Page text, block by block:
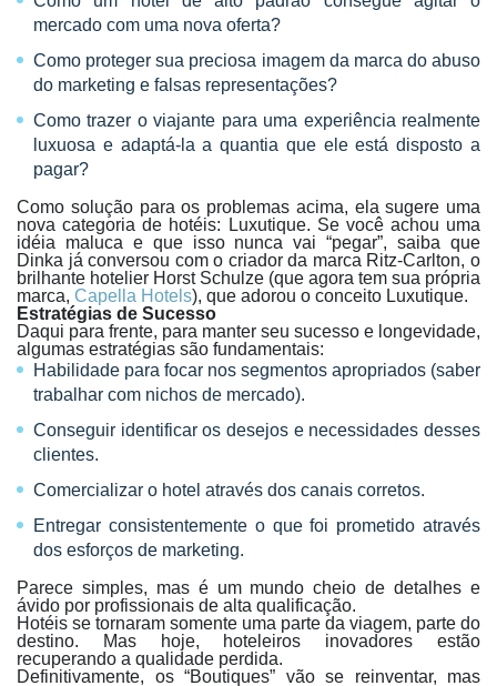
mercado com uma nova oferta?
Como proteger sua preciosa imagem da marca do abuso
do marketing e falsas representações?
Como trazer o viajante para uma experiência realmente
luxuosa e adaptá-la a quantia que ele está disposto a
pagar?
Como solução para os problemas acima, ela sugere uma
nova categoria de hotéis: Luxutique. Se você achou uma
idéia maluca e que isso nunca vai “pegar”, saiba que
Dinka já conversou com o criador da marca Ritz-Carlton, o
brilhante hotelier Horst Schulze (que agora tem sua própria
marca, Capella Hotels), que adorou o conceito Luxutique.
Estratégias de Sucesso
Daqui para frente, para manter seu sucesso e longevidade,
algumas estratégias são fundamentais:
Habilidade para focar nos segmentos apropriados (saber
trabalhar com nichos de mercado).
Conseguir identificar os desejos e necessidades desses
clientes.
Comercializar o hotel através dos canais corretos.
Entregar consistentemente o que foi prometido através
dos esforços de marketing.
Parece simples, mas é um mundo cheio de detalhes e
ávido por profissionais de alta qualificação.
Hotéis se tornaram somente uma parte da viagem, parte do
destino. Mas hoje, hoteleiros inovadores estão
recuperando a qualidade perdida.
Definitivamente, os “Boutiques” vão se reinventar, mas